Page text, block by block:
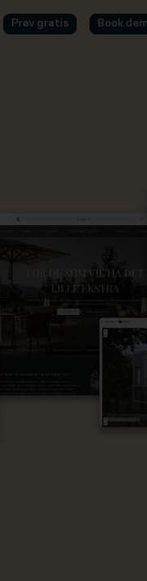
Prøv gratis Book